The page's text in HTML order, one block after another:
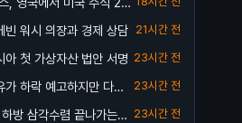
빈 워시 의장과 경제 상담 21시간 전
아 첫 가상자산 법안 서명 23시간 전
가 하락 예고하지만 다시
23시간 전
방 삼각수렴 끝나가는
23시간 전